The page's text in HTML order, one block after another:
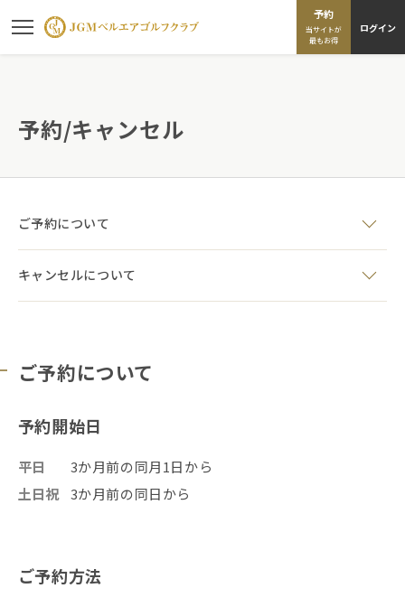
予約
当サイトが
最もお得
ログイン
予約/キャンセル
ご予約について
キャンセルについて
ご予約について
予約開始日
平日
3か月前の同月1日から
土日祝
3か月前の同日から
ご予約方法